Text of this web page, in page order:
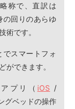
称で、直訳は
の回りのあらゆ
術です。
スマートフォ
ができます。
プリ（ iOS /
グベッドの操作